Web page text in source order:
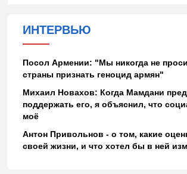
ИНТЕРВЬЮ
Посол Армении: "Мы никогда не
страны признать геноцид армян"
Михаил Новахов: Когда Мамдани
поддержать его, я объяснил, что
моё
Антон Привольнов - о том, какие
своей жизни, и что хотел бы в ней